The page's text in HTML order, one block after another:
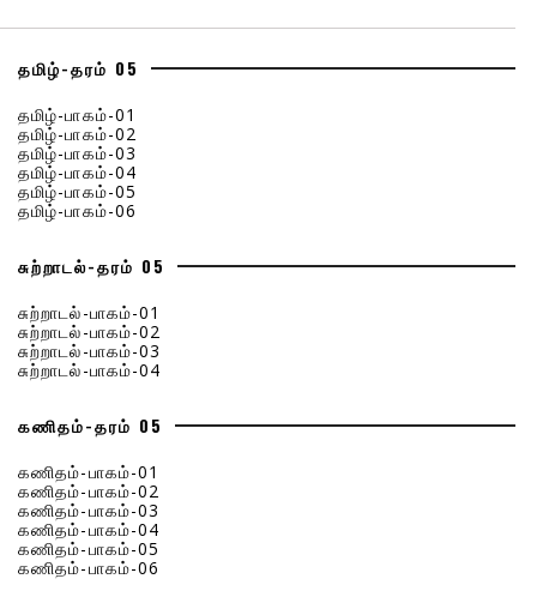
தமிழ்-தரம் 05
தமிழ்-பாகம்-01
தமிழ்-பாகம்-02
தமிழ்-பாகம்-03
தமிழ்-பாகம்-04
தமிழ்-பாகம்-05
தமிழ்-பாகம்-06
சுற்றாடல்-தரம் 05
சுற்றாடல்-பாகம்-01
சுற்றாடல்-பாகம்-02
சுற்றாடல்-பாகம்-03
சுற்றாடல்-பாகம்-04
கணிதம்-தரம் 05
கணிதம்-பாகம்-01
கணிதம்-பாகம்-02
கணிதம்-பாகம்-03
கணிதம்-பாகம்-04
கணிதம்-பாகம்-05
கணிதம்-பாகம்-06